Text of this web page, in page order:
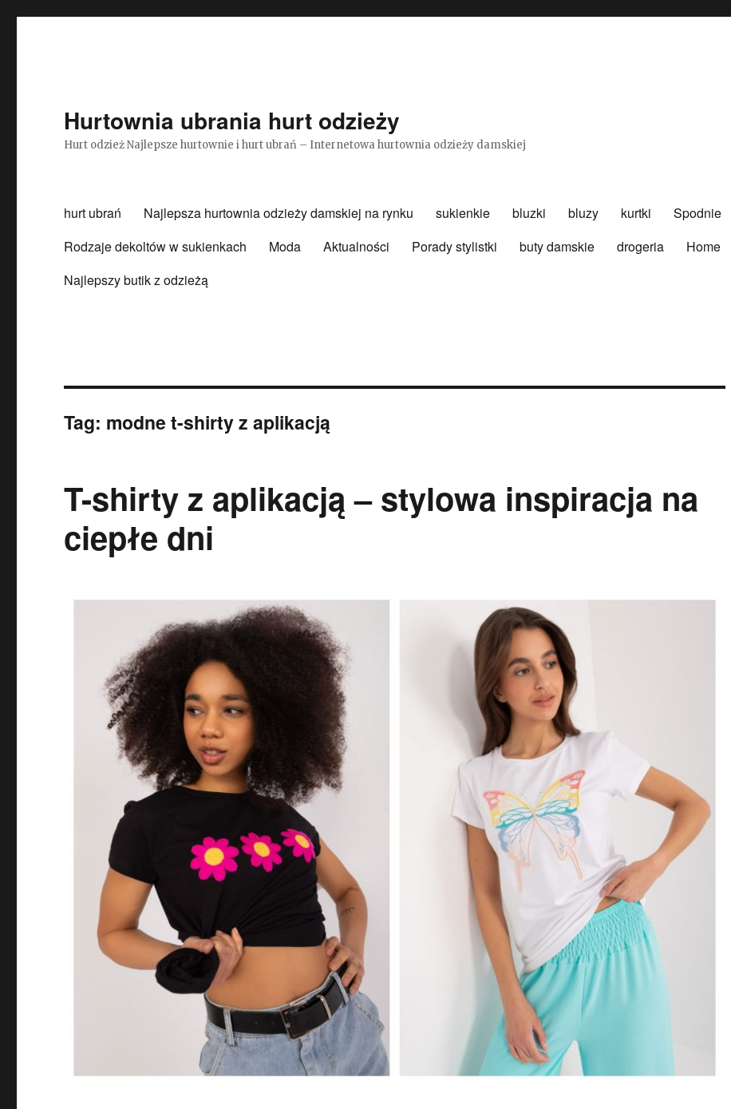
Hurtownia ubrania hurt odzieży
Hurt odzież Najlepsze hurtownie i hurt ubrań – Internetowa hurtownia odzieży damskiej
hurt ubrań Najlepsza hurtownia odzieży damskiej na rynku sukienkie bluzki bluzy kurtki Spodnie
Rodzaje dekoltów w sukienkach
Moda Aktualności Porady stylistki buty damskie drogeria Home
Najlepszy butik z odzieżą
Tag: modne t-shirty z aplikacją
T-shirty z aplikacją – stylowa inspiracja na
ciepłe dni